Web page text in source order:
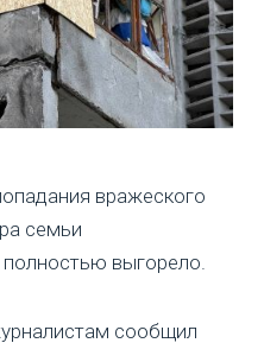
вражеского
семьи
выгорело.
сообщил